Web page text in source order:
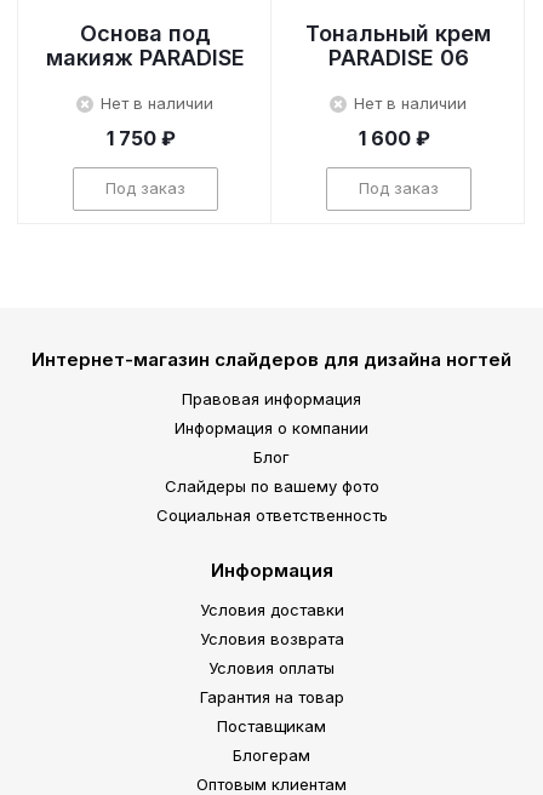
Основа под
макияж PARADISE
Нет в наличии
1 750 ₽
Под заказ
Тональный крем
PARADISE 06
Нет в наличии
1 600 ₽
Под заказ
Интернет-магазин слайдеров для дизайна ногтей
Правовая информация
Информация о компании
Блог
Слайдеры по вашему фото
Социальная ответственность
Информация
Условия доставки
Условия возврата
Условия оплаты
Гарантия на товар
Поставщикам
Блогерам
Оптовым клиентам